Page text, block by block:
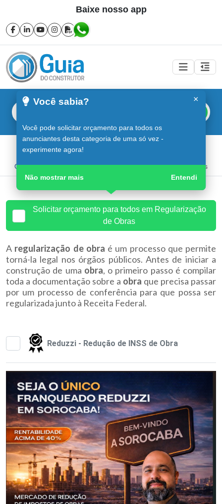
Baixe nosso app
Regularização de Obras em Sorocaba
Guia do Construtor Guia Digital Regularização de Obras
Solicitar orçamento para todos em Regularização
de Obras
×
Você sabia?
Você pode solicitar orçamento para todos os
anunciantes desta categoria de uma só vez -
experimente agora!
Não mostrar mais Entendi
A regularização de obra é um processo que permite
torná-la legal nos órgãos públicos. Antes de iniciar a
construção de uma obra, o primeiro passo é compilar
toda a documentação sobre a obra que precisa passar
por um processo de conferência para que possa ser
regularizada junto à Receita Federal.
Reduzzi - Redução de INSS de Obra